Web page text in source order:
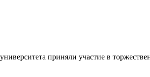
приняли участие в